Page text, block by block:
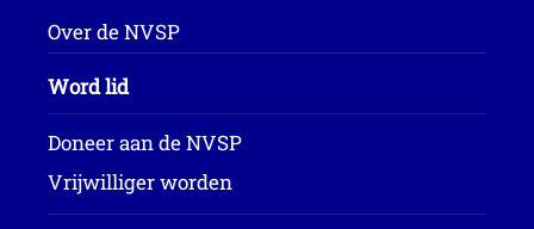
Over de NVSP
Word lid
Doneer aan de NVSP
Vrijwilliger worden